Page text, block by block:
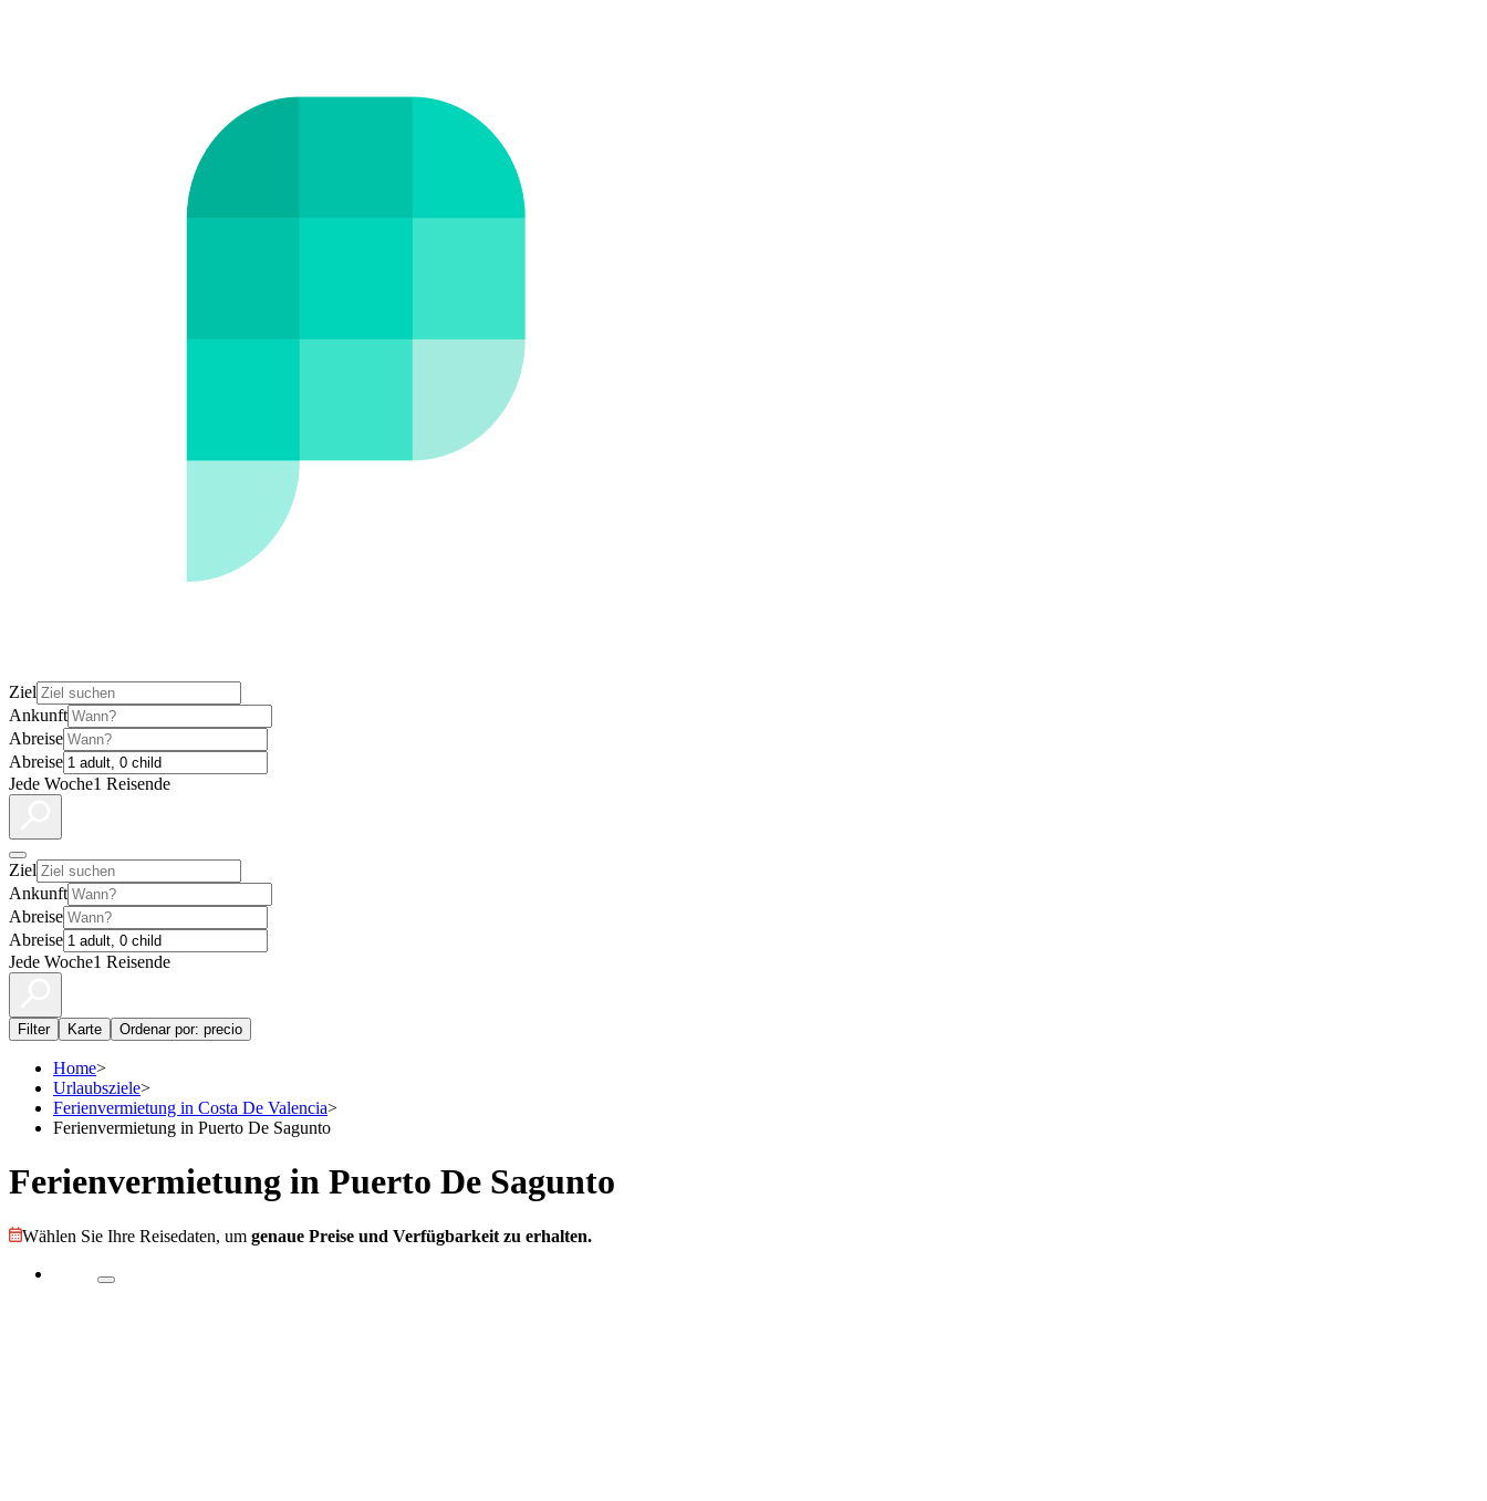
Ziel
Ankunft
Abreise
Abreise
Jede Woche1 Reisende
Ziel
Ankunft
Abreise
Abreise
Jede Woche1 Reisende
Filter Karte Ordenar por: precio
Home>
Urlaubsziele>
Ferienvermietung in Costa De Valencia>
Ferienvermietung in Puerto De Sagunto
Ferienvermietung in Puerto De Sagunto
Wählen Sie Ihre Reisedaten, um genaue Preise und Verfügbarkeit zu erhalten.